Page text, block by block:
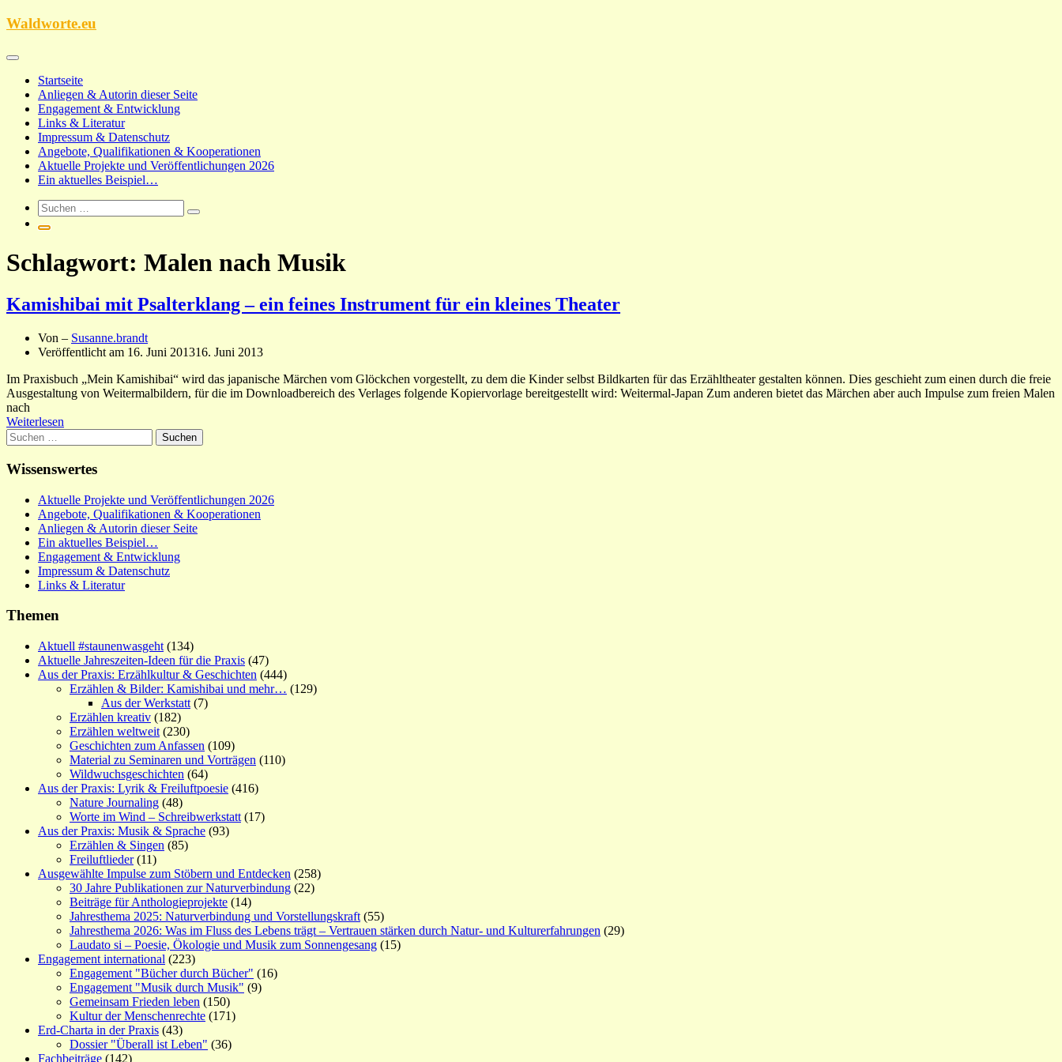
Zum
Waldworte.eu
Startseite
Anliegen & Autorin dieser Seite
Engagement & Entwicklung
Links & Literatur
Impressum & Datenschutz
Angebote, Qualifikationen & Kooperationen
Aktuelle Projekte und Veröffentlichungen 2026
Ein aktuelles Beispiel…
Schlagwort: Malen nach Musik
Kamishibai mit Psalterklang – ein feines Instrument für ein kleines Theater
Von – Susanne.brandt
Veröffentlicht am 16. Juni 201316. Juni 2013
Im Praxisbuch „Mein Kamishibai“ wird das japanische Märchen vom Glöckchen vorgestellt, zu dem die Kinder selbst Bildkarten für das Erzähltheater gestalten können. Dies geschieht zum einen durch die freie
Ausgestaltung von Weitermalbildern, für die im Downloadbereich des Verlages folgende Kopiervorlage bereitgestellt wird: Weitermal-Japan Zum anderen bietet das Märchen aber auch Impulse zum freien Malen
nach
Weiterlesen
Suchen
nach:
Wissenswertes
Aktuelle Projekte und Veröffentlichungen 2026
Angebote, Qualifikationen & Kooperationen
Anliegen & Autorin dieser Seite
Ein aktuelles Beispiel…
Engagement & Entwicklung
Impressum & Datenschutz
Links & Literatur
Themen
Aktuell #staunenwasgeht (134)
Aktuelle Jahreszeiten-Ideen für die Praxis (47)
Aus der Praxis: Erzählkultur & Geschichten (444)
Erzählen & Bilder: Kamishibai und mehr… (129)
Aus der Werkstatt (7)
Erzählen kreativ (182)
Erzählen weltweit (230)
Geschichten zum Anfassen (109)
Material zu Seminaren und Vorträgen (110)
Wildwuchsgeschichten (64)
Aus der Praxis: Lyrik & Freiluftpoesie (416)
Nature Journaling (48)
Worte im Wind – Schreibwerkstatt (17)
Aus der Praxis: Musik & Sprache (93)
Erzählen & Singen (85)
Freiluftlieder(11)
Ausgewählte Impulse zum Stöbern und Entdecken (258)
30 Jahre Publikationen zur Naturverbindung (22)
Beiträge für Anthologieprojekte (14)
Jahresthema 2025: Naturverbindung und Vorstellungskraft (55)
Jahresthema 2026: Was im Fluss des Lebens trägt – Vertrauen stärken durch Natur- und Kulturerfahrungen (29)
Laudato si – Poesie, Ökologie und Musik zum Sonnengesang (15)
Engagement international (223)
Engagement "Bücher durch Bücher" (16)
Engagement "Musik durch Musik" (9)
Gemeinsam Frieden leben (150)
Kultur der Menschenrechte (171)
Erd-Charta in der Praxis (43)
Dossier "Überall ist Leben" (36)
Fachbeiträge (142)